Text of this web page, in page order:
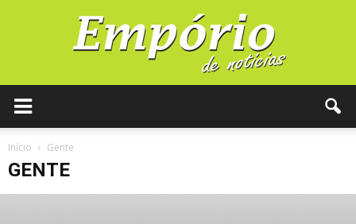
Início Gente
GENTE